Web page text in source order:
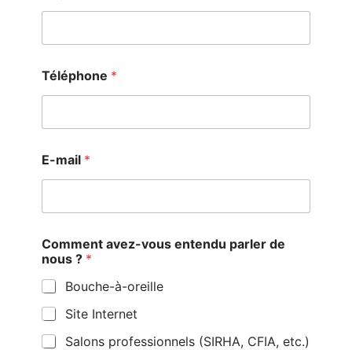
Téléphone *
E-mail *
Comment avez-vous entendu parler de
nous ? *
Bouche-à-oreille
Site Internet
Salons professionnels (SIRHA, CFIA, etc.)